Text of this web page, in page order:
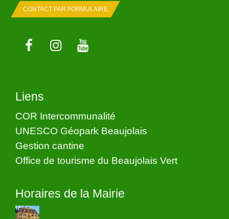
CONTACT PAR FORMULAIRE
Liens
COR Intercommunalité
UNESCO Géopark Beaujolais
Gestion cantine
Office de tourisme du Beaujolais Vert
Horaires de la Mairie